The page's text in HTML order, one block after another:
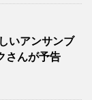
いアンサンブ
さんが予告